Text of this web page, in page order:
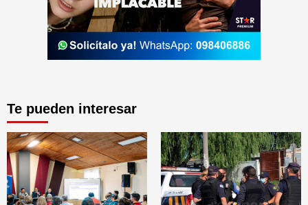
Te pueden interesar